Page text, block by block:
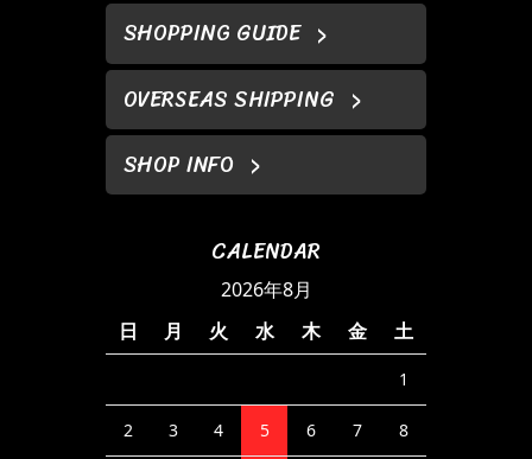
SHOPPING GUIDE
OVERSEAS SHIPPING
SHOP INFO
CALENDAR
2026年8月
日
月 火 水 木 金 土
1
2 3 4 5 6 7 8